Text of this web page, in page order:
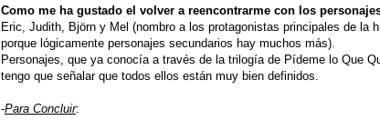
Como me ha gustado el volver a reencontrarme con los
Eric, Judith, Björn y Mel (nombro a los protagonistas principales de la
porque lógicamente personajes secundarios hay muchos más).
Personajes, que ya conocía a través de la trilogía de Pídeme lo Que
tengo que señalar que todos ellos están muy bien definidos.
-Para Concluir: